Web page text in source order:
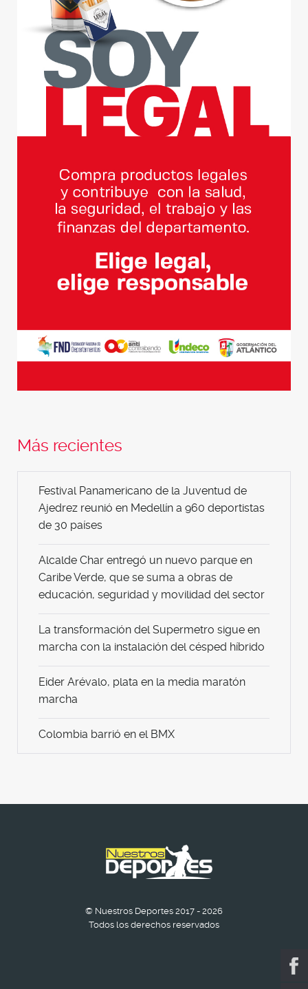
Más recientes
Festival Panamericano de la Juventud de
Ajedrez reunió en Medellín a 960 deportistas
de 30 países
Alcalde Char entregó un nuevo parque en
Caribe Verde, que se suma a obras de
educación, seguridad y movilidad del sector
La transformación del Supermetro sigue en
marcha con la instalación del césped híbrido
Eider Arévalo, plata en la media maratón
marcha
Colombia barrió en el BMX
© Nuestros Deportes 2017 - 2026
Todos los derechos reservados